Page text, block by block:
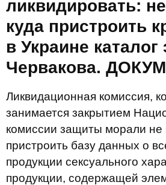
ликвидировать:
куда пристроить
в Украине каталог
Червакова.
Ликвидационная комиссия,
занимается закрытием
комиссии защиты морали не
пристроить базу данных о
продукции сексуального
продукции, содержащей